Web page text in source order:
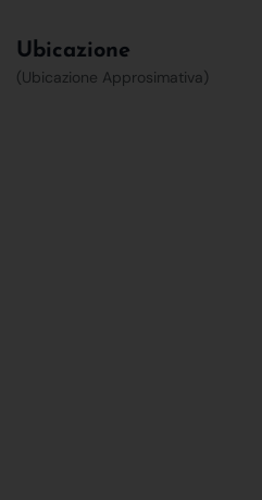
Ubicazione
(Ubicazione Approsimativa)